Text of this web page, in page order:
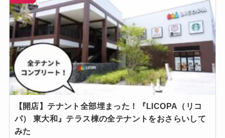
【開店】テナント全部埋まった！『LICOPA（リコ
パ） 東大和』テラス棟の全テナントをおさらいして
みた